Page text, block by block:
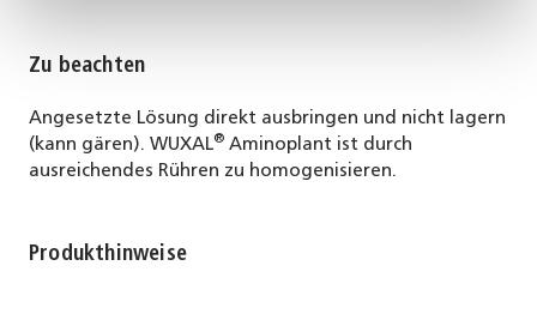
Zu beachten
Angesetzte Lösung direkt ausbringen und nicht lagern
(kann gären). WUXAL® Aminoplant ist durch
ausreichendes Rühren zu homogenisieren.
Produkthinweise